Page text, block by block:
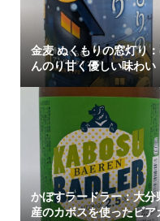
金麦 ぬくもりの窓灯り
んのり甘く優しい味わい
かぼすラードラー：大分
産のカボスを使ったビア